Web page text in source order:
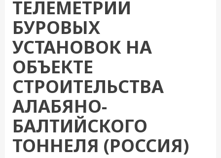
ТЕЛЕМЕТРИИ
БУРОВЫХ
УСТАНОВОК НА
ОБЪЕКТЕ
СТРОИТЕЛЬСТВА
АЛАБЯНО-
БАЛТИЙСКОГО
ТОННЕЛЯ (РОССИЯ)